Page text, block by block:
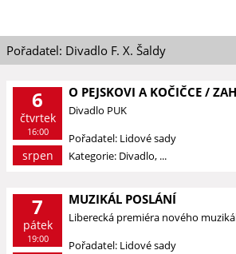
Pořadatel: Divadlo F. X. Šaldy
6
čtvrtek
16:00
srpen
O PEJSKOVI A KOČIČCE /
Divadlo PUK
Pořadatel: Lidové sady
Kategorie: Divadlo, ...
7
pátek
19:00
MUZIKÁL POSLÁNÍ
Liberecká premiéra nového
Pořadatel: Lidové sady